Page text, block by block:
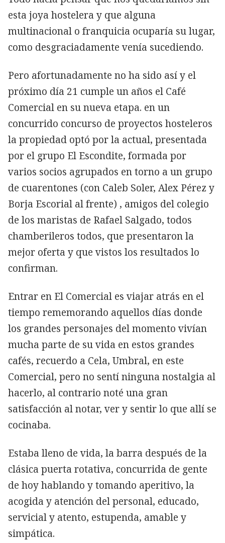
esta joya hostelera y que alguna
multinacional o franquicia ocuparía su lugar,
como desgraciadamente venía sucediendo.
Pero afortunadamente no ha sido así y el
próximo día 21 cumple un años el Café
Comercial en su nueva etapa. en un
concurrido concurso de proyectos hosteleros
la propiedad optó por la actual, presentada
por el grupo El Escondite, formada por
varios socios agrupados en torno a un grupo
de cuarentones (con Caleb Soler, Alex Pérez y
Borja Escorial al frente) , amigos del colegio
de los maristas de Rafael Salgado, todos
chamberileros todos, que presentaron la
mejor oferta y que vistos los resultados lo
confirman.
Entrar en El Comercial es viajar atrás en el
tiempo rememorando aquellos días donde
los grandes personajes del momento vivían
mucha parte de su vida en estos grandes
cafés, recuerdo a Cela, Umbral, en este
Comercial, pero no sentí ninguna nostalgia al
hacerlo, al contrario noté una gran
satisfacción al notar, ver y sentir lo que allí se
cocinaba.
Estaba lleno de vida, la barra después de la
clásica puerta rotativa, concurrida de gente
de hoy hablando y tomando aperitivo, la
acogida y atención del personal, educado,
servicial y atento, estupenda, amable y
simpática.